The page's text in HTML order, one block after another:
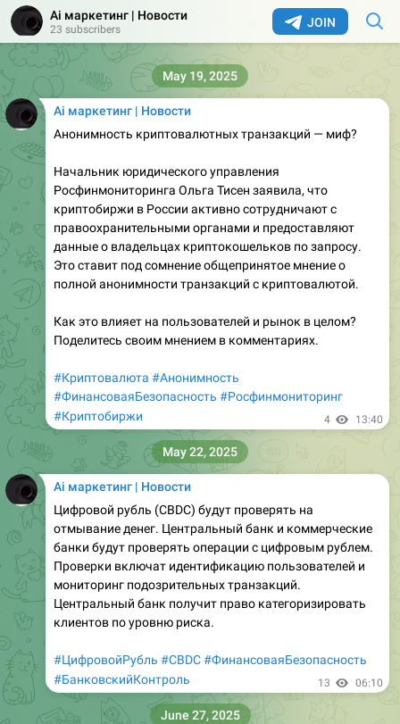
JOIN
Ai маркетинг | Новости
23 subscribers
Ai маркетинг | Новости
Анонимность криптовалютных транзакций — миф?
Начальник юридического управления
Росфинмониторинга Ольга Тисен заявила, что
криптобиржи в России активно сотрудничают с
правоохранительными органами и предоставляют
данные о владельцах криптокошельков по запросу.
Это ставит под сомнение общепринятое мнение о
полной анонимности транзакций с криптовалютой.
Как это влияет на пользователей и рынок в целом?
Поделитесь своим мнением в комментариях.
#Криптовалюта #Анонимность
#ФинансоваяБезопасность #Росфинмониторинг
#Криптобиржи
4 13:40
May 19, 2025
Ai маркетинг | Новости
Цифровой рубль (CBDC) будут проверять на
отмывание денег. Центральный банк и коммерческие
банки будут проверять операции с цифровым рублем.
Проверки включат идентификацию пользователей и
мониторинг подозрительных транзакций.
Центральный банк получит право категоризировать
клиентов по уровню риска.
#ЦифровойРубль #CBDC#ФинансоваяБезопасность
#БанковскийКонтроль
13 06:10
May 22, 2025
June 27, 2025